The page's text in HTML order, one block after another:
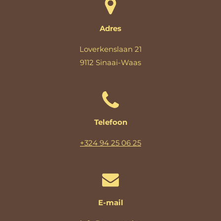
Adres
Loverkenslaan 21
9112 Sinaai-Waas
Telefoon
+324 94 25 06 25
E-mail